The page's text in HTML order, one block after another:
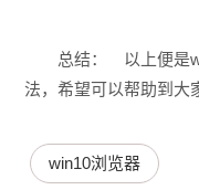
总结： 以上便是
法，希望可以帮助到大
win10浏览器